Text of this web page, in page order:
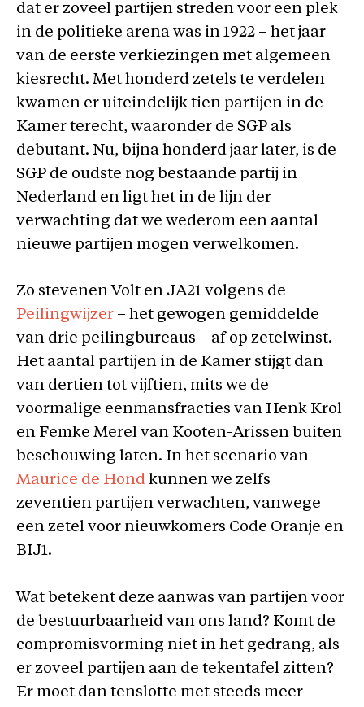
dat er zoveel partijen streden voor een plek
in de politieke arena was in 1922 – het jaar
van de eerste verkiezingen met algemeen
kiesrecht. Met honderd zetels te verdelen
kwamen er uiteindelijk tien partijen in de
Kamer terecht, waaronder de SGP als
debutant. Nu, bijna honderd jaar later, is de
SGP de oudste nog bestaande partij in
Nederland en ligt het in de lijn der
verwachting dat we wederom een aantal
nieuwe partijen mogen verwelkomen.
Zo stevenen Volt en JA21 volgens de
Peilingwijzer – het gewogen gemiddelde
van drie peilingbureaus – af op zetelwinst.
Het aantal partijen in de Kamer stijgt dan
van dertien tot vijftien, mits we de
voormalige eenmansfracties van Henk Krol
en Femke Merel van Kooten-Arissen buiten
beschouwing laten. In het scenario van
Maurice de Hond kunnen we zelfs
zeventien partijen verwachten, vanwege
een zetel voor nieuwkomers Code Oranje en
BIJ1.
Wat betekent deze aanwas van partijen voor
de bestuurbaarheid van ons land? Komt de
compromisvorming niet in het gedrang, als
er zoveel partijen aan de tekentafel zitten?
Er moet dan tenslotte met steeds meer